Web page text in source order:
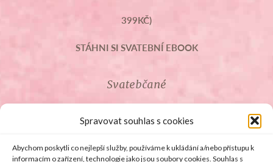
Spravovat souhlas s cookies
Abychom poskytli co nejlepší služby, používáme k ukládání a/nebo přístupu k
informacím o zařízení, technologie jako jsou soubory cookies. Souhlas s
399KČ)
STÁHNI SI SVATEBNÍ EBOOK
Svatebčané
ROZCESTNÍK PRO SVATEBČANY
SVATEBNÍ PROSLOVY